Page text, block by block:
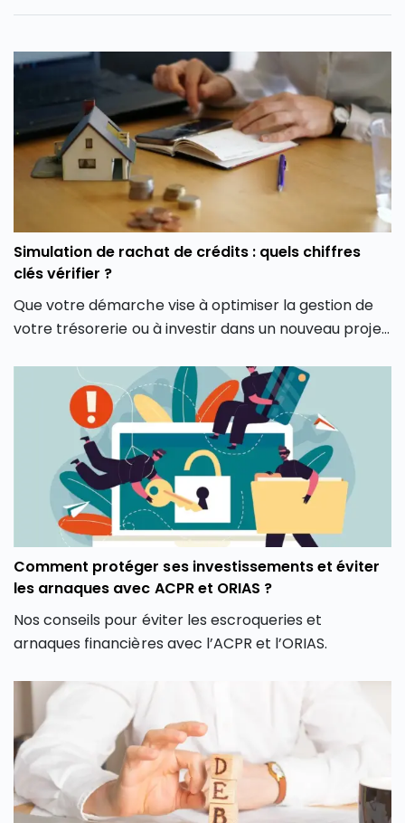
Simulation de rachat de crédits : quels chiffres
clés vérifier ?
Que votre démarche vise à optimiser la gestion de
votre trésorerie ou à investir dans un nouveau projet,
souvent le premier réflexe pour faire le point en
quelques clics. Encore faut-il savoir interpréter ses
résultats et comprendre ce qu’il ne dit pas pour faire
le bon choix.
Comment protéger ses investissements et éviter
les arnaques avec ACPR et ORIAS ?
Nos conseils pour éviter les escroqueries et
arnaques financières avec l’ACPR et l’ORIAS.